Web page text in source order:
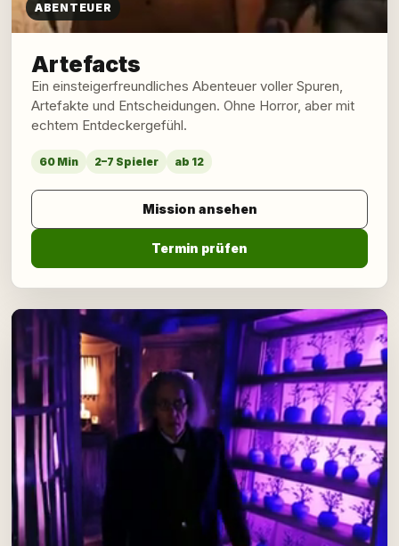
ABENTEUER
Artefacts
Ein einsteigerfreundliches Abenteuer voller Spuren,
Artefakte und Entscheidungen. Ohne Horror, aber mit
echtem Entdeckergefühl.
60 Min 2–7 Spieler ab 12
Mission ansehen
Termin prüfen